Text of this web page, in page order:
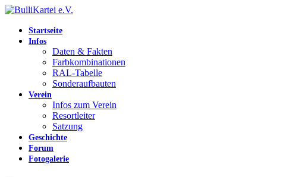
Startseite
Infos
Daten & Fakten
Farbkombinationen
RAL-Tabelle
Sonderaufbauten
Verein
Infos zum Verein
Resortleiter
Satzung
Geschichte
Forum
Fotogalerie